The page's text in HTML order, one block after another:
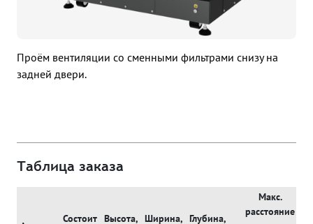
Проём вентиляции со сменными фильтрами снизу на
задней двери.
Таблица заказа
Состоит Высота, Ширина, Глубина,
Maкс.
расстояние